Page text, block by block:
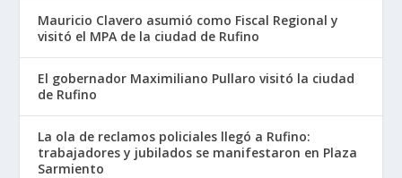
Mauricio Clavero asumió como Fiscal Regional y
visitó el MPA de la ciudad de Rufino
El gobernador Maximiliano Pullaro visitó la ciudad
de Rufino
La ola de reclamos policiales llegó a Rufino:
trabajadores y jubilados se manifestaron en Plaza
Sarmiento